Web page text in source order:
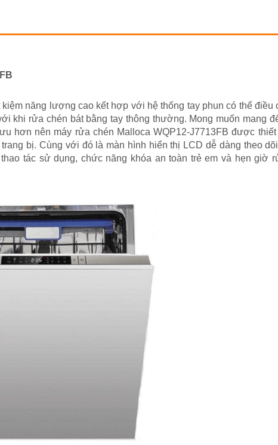
kiệm năng lượng cao kết hợp với hệ thống tay phun có thể điều
khi rửa chén bát bằng tay thông thường. Mong muốn mang
hơn nên máy rửa chén Malloca WQP12-J7713FB được
bị. Cùng với đó là màn hình hiển thị LCD dễ dàng theo
tác sử dụng, chức năng khóa an toàn trẻ em và hẹn giờ